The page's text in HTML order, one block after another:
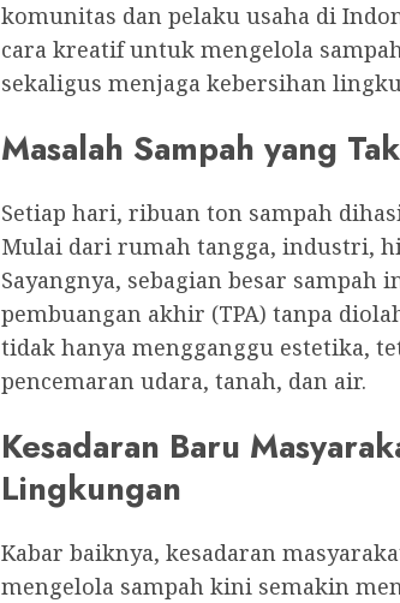
komunitas dan pelaku usaha di
cara kreatif untuk mengelola
sekaligus menjaga kebersihan
Masalah Sampah yang
Setiap hari, ribuan ton sampah
Mulai dari rumah tangga, industri,
Sayangnya, sebagian besar
pembuangan akhir (TPA) tanpa
tidak hanya mengganggu estetika,
pencemaran udara, tanah, dan air.
Kesadaran Baru
Lingkungan
Kabar baiknya, kesadaran
mengelola sampah kini semakin